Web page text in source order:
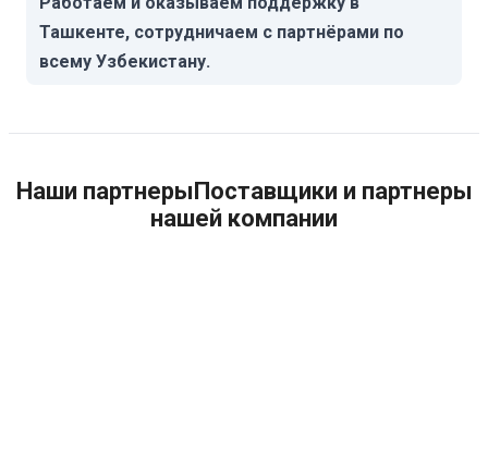
Ташкенте, сотрудничаем с партнёрами по
всему Узбекистану.
Наши партнерыПоставщики и партнеры
нашей компании